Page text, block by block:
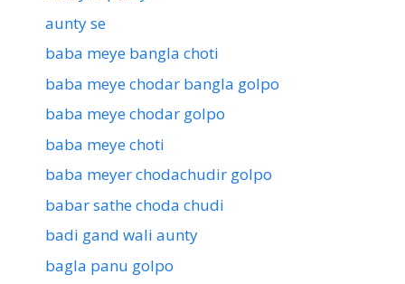
aunty se
baba meye bangla choti
baba meye chodar bangla golpo
baba meye chodar golpo
baba meye choti
baba meyer chodachudir golpo
babar sathe choda chudi
badi gand wali aunty
bagla panu golpo